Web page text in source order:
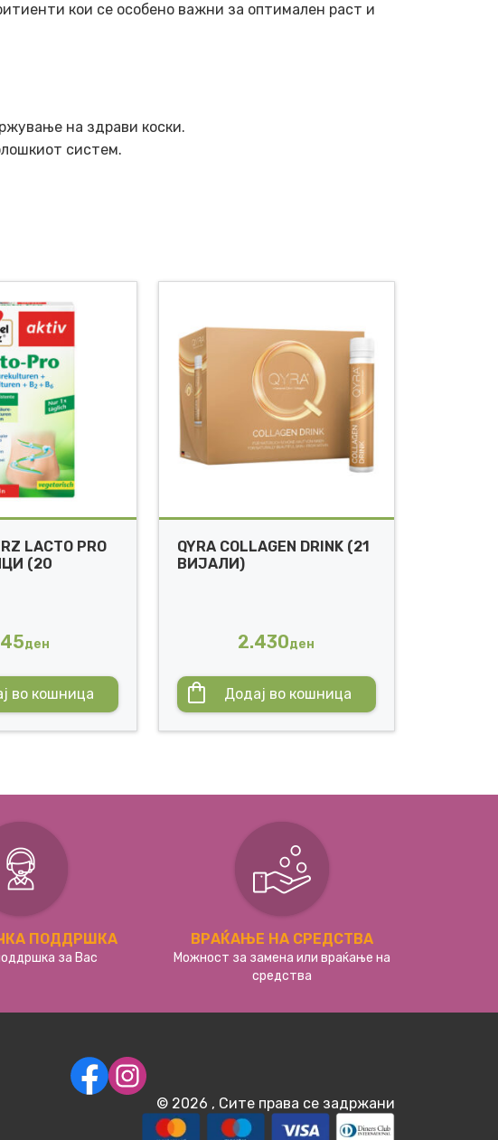
кои се особено важни за оптимален раст и
на здрави коски.
систем.
LACTO PRO
(20
ден
во кошница
QYRA COLLAGEN DRINK (21
ВИЈАЛИ)
2.430ден
Додај во кошница
ПОДДРШКА
за Вас
ВРАЌАЊЕ НА СРЕДСТВА
Можност за замена или враќање на
средства
© 2026 , Сите права се задржани